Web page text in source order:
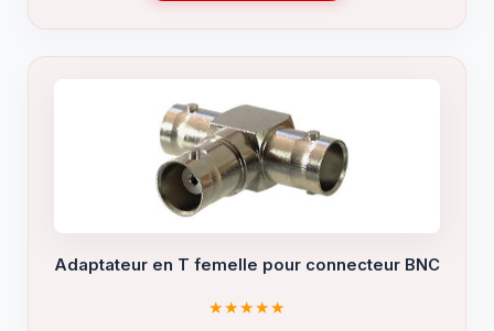
Adaptateur en T femelle pour connecteur BNC